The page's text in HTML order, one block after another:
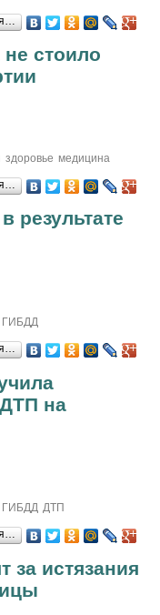
стоило
здоровье медицина
результате
ГИБДД
на
ГИБДД ДТП
за истязания